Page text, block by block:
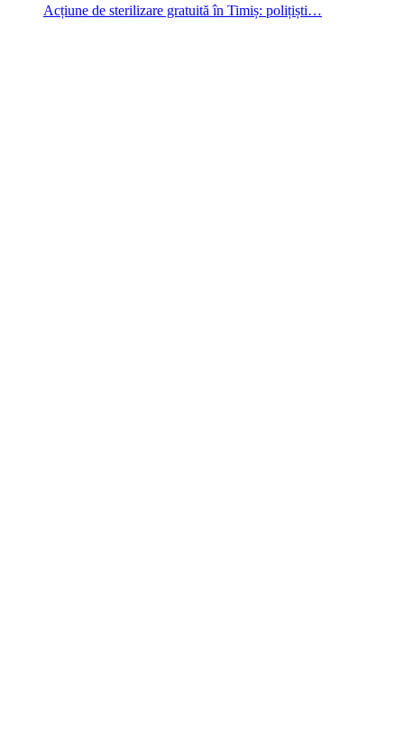
Acțiune de sterilizare gratuită în Timiș: polițiști…